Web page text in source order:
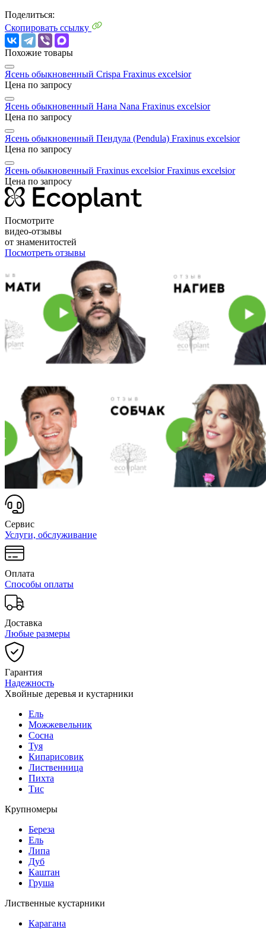
Поделиться:
Скопировать ссылку
Похожие товары
Ясень обыкновенный Crispa Fraxinus excelsior
Цена по запросу
Ясень обыкновенный Нана Nana Fraxinus excelsior
Цена по запросу
Ясень обыкновенный Пендула (Pendula) Fraxinus excelsior
Цена по запросу
Ясень обыкновенный Fraxinus excelsiorFraxinus excelsior
Цена по запросу
Посмотрите
видео-отзывы
от знаменитостей
Посмотреть отзывы
Сервис
Услуги, обслуживание
Оплата
Способы оплаты
Доставка
Любые размеры
Гарантия
Надежность
Хвойные деревья и кустарники
Ель
Можжевельник
Сосна
Туя
Кипарисовик
Лиственница
Пихта
Тис
Крупномеры
Береза
Ель
Липа
Дуб
Каштан
Груша
Лиственные кустарники
Карагана